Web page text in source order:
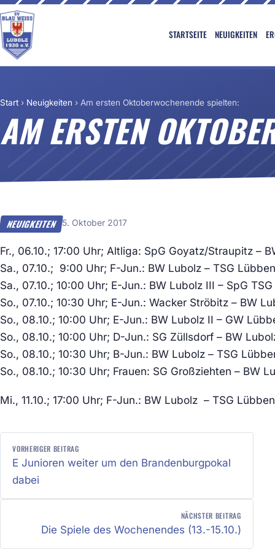
STARTSEITE NEUIGKEITEN
Start › Neuigkeiten › Am ersten Oktoberwochenende spielten:
AM ERSTEN
NEUIGKEITEN 5. Oktober 2017
Fr., 06.10.; 17:00 Uhr; Altliga: SpG Goyatz/Straupitz
Sa., 07.10.; 9:00 Uhr; F-Jun.: BW Lubolz – TSG
Sa., 07.10.; 10:00 Uhr; E-Jun.: BW Lubolz III – SpG
So., 07.10.; 10:30 Uhr; E-Jun.: Wacker Ströbitz
So., 08.10.; 10:00 Uhr; E-Jun.: BW Lubolz II – GW
So., 08.10.; 10:00 Uhr; D-Jun.: SG Züllsdorf – BW
So., 08.10.; 10:30 Uhr; B-Jun.: BW Lubolz – TSG
So., 08.10.; 10:30 Uhr; Frauen: SG Großziehten –
Mi., 11.10.; 17:00 Uhr; F-Jun.: BW Lubolz – TSG
BEITRAGSNAVIGATION
VORHERIGER BEITRAG
E Junioren weiter um den Brandenburgpokal
dabei
NÄCHSTER BEITRAG
Die Spiele des Wochenendes (13.-15.10.)